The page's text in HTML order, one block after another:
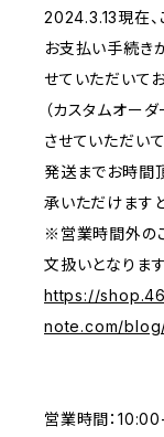
2024.3.13現在、
お支払い手続き
せていただいてお
（カスタムオー
させていただいて
発送までお時間
承いただけます
※営業時間外の
文扱いとなります
https://
note.com/
営業時間：